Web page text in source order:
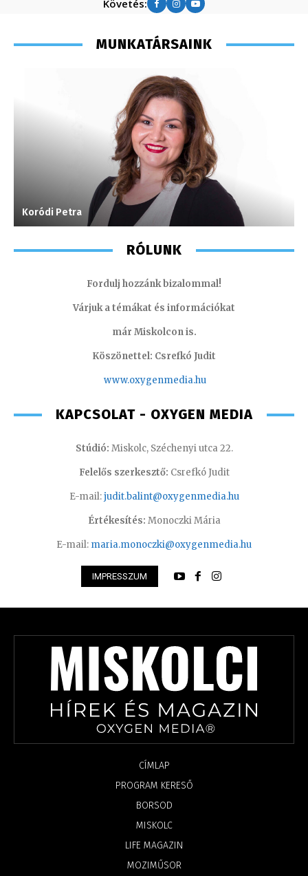
Követés:
MUNKATÁRSAINK
Koródi Petra
RÓLUNK
Fordulj hozzánk bizalommal!
Várjuk a témákat és információkat
már Miskolcon is.
Köszönettel: Csrefkó Judit
www.oxygenmedia.hu
KAPCSOLAT - OXYGEN MEDIA
Stúdió: Miskolc, Széchenyi utca 22.
Felelős szerkesztő: Csrefkó Judit
E-mail:judit.balint@oxygenmedia.hu
Értékesítés: Monoczki Mária
E-mail: maria.monoczki@oxygenmedia.hu
IMPRESSZUM
CÍMLAP
PROGRAM KERESŐ
BORSOD
MISKOLC
LIFE MAGAZIN
MOZIMŰSOR